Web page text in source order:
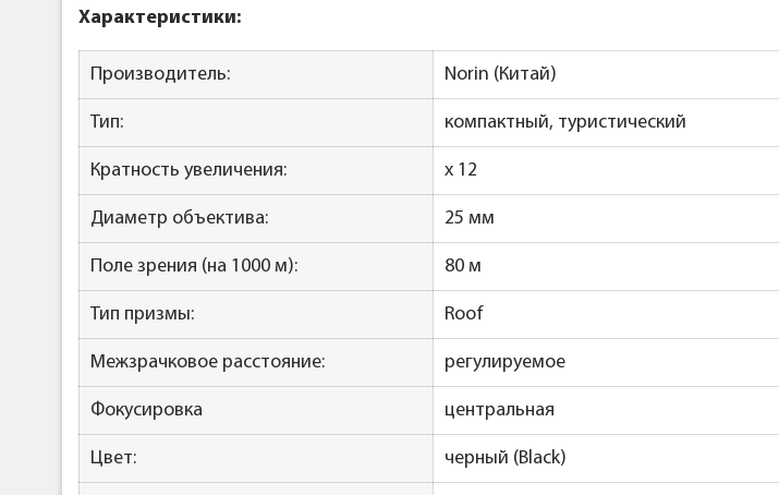
Характеристики:
Производитель: Norin (Китай)
Тип: компактный, туристический
Кратность увеличения: x 12
Диаметр объектива: 25 мм
Поле зрения (на 1000 м): 80 м
Тип призмы: Roof
Межзрачковое расстояние: регулируемое
Фокусировка центральная
Цвет: черный (Black)